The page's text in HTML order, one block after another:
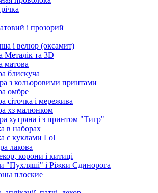
і прозорий
і велюр (оксамит)
Металік та 3D
матова
блискуча
з кольоровими принтами
омбре
сіточка і мережива
хз малюнком
хутряна і з принтом "Тигр"
в наборах
с куклами Lol
лакова
корони і китиці
"Пухляші" і Ріжки Єдинорога
плоские